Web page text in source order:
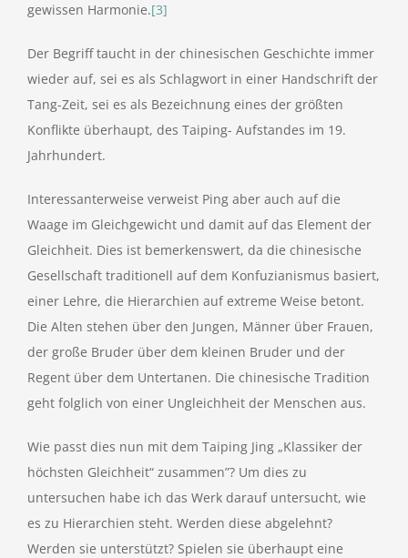
gewissen Harmonie.[3]
Der Begriff taucht in der chinesischen Geschichte immer
wieder auf, sei es als Schlagwort in einer Handschrift der
Tang-Zeit, sei es als Bezeichnung eines der größten
Konflikte überhaupt, des Taiping- Aufstandes im 19.
Jahrhundert.
Interessanterweise verweist Ping aber auch auf die
Waage im Gleichgewicht und damit auf das Element der
Gleichheit. Dies ist bemerkenswert, da die chinesische
Gesellschaft traditionell auf dem Konfuzianismus basiert,
einer Lehre, die Hierarchien auf extreme Weise betont.
Die Alten stehen über den Jungen, Männer über Frauen,
der große Bruder über dem kleinen Bruder und der
Regent über dem Untertanen. Die chinesische Tradition
geht folglich von einer Ungleichheit der Menschen aus.
Wie passt dies nun mit dem Taiping Jing „Klassiker der
höchsten Gleichheit“ zusammen”? Um dies zu
untersuchen habe ich das Werk darauf untersucht, wie
es zu Hierarchien steht. Werden diese abgelehnt?
Werden sie unterstützt? Spielen sie überhaupt eine